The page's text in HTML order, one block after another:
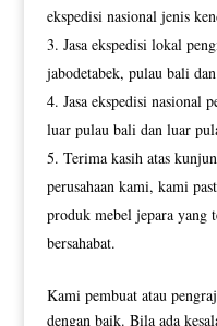
ekspedisi nasional jenis
Jasa ekspedisi lokal
jabodetabek, pulau bali
Jasa ekspedisi nasional
luar pulau bali dan luar
Terima kasih atas
perusahaan kami, kami
produk mebel jepara yang
bersahabat.
Kami pembuat atau
dengan baik. Bila ada